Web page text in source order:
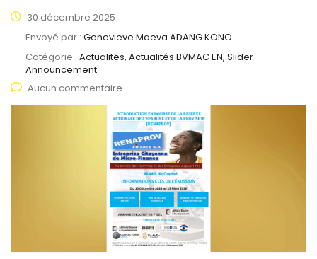
30 décembre 2025
Envoyé par : Genevieve Maeva ADANG KONO
Catégorie : Actualités, Actualités BVMAC EN, Slider
Announcement
Aucun commentaire